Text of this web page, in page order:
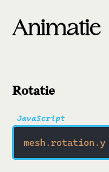
Animatie
Rotatie
mesh.rotation.y